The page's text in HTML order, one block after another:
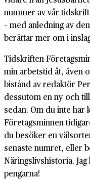
nummer av vår
– med anledning av
berättar mer om i
Tidskriften
min arbetstid åt, även
bistånd av redaktör
dessutom en ny och
sedan. Om du inte har
Företagsminnen
du besöker en
senaste numret, eller
Näringslivshistoria.
pengarna!